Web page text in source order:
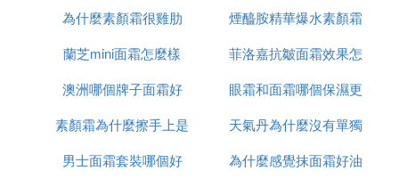
看在眼裡疼在心裡，紛紛著手給寶寶選購冬天保濕面
霜。不過，寶寶用品一般比成人要講究，面霜這類用
品選購，許多家長都會從品牌和成分入手，像QV小
面霜是澳大利亞老牌EGO研發的，適合嬰幼兒肌膚護
理及脆弱敏感肌人群使用。天然、溫和、滋潤是大部
分寶媽對QV小老虎面霜的評價，該面霜的成分簡
單，含角鯊烷、凡士林、甘油，不添加色素、酒精和
妝
為什麼素顏霜很雞肋
煙醯胺精華爆水素顏霜
怎麼用
蘭芝mini面霜怎麼樣
菲洛嘉抗皺面霜效果怎
麼樣
澳洲哪個牌子面霜好
眼霜和面霜哪個保濕更
好
素顏霜為什麼擦手上是
白渣
天氣丹為什麼沒有單獨
面霜
男士面霜套裝哪個好
為什麼感覺抹面霜好油